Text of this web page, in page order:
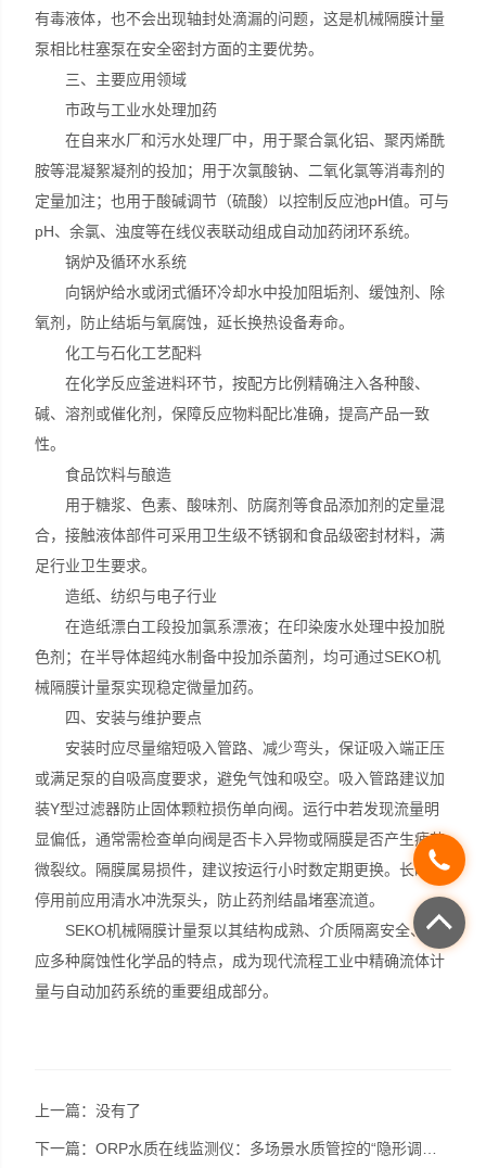
有毒液体，也不会出现轴封处滴漏的问题，这是机械隔膜计量
泵相比柱塞泵在安全密封方面的主要优势。
三、主要应用领域
市政与工业水处理加药​
在自来水厂和污水处理厂中，用于聚合氯化铝、聚丙烯酰
胺等混凝絮凝剂的投加；用于次氯酸钠、二氧化氯等消毒剂的
定量加注；也用于酸碱调节（硫酸）以控制反应池pH值。可与
pH、余氯、浊度等在线仪表联动组成自动加药闭环系统。
锅炉及循环水系统​
向锅炉给水或闭式循环冷却水中投加阻垢剂、缓蚀剂、除
氧剂，防止结垢与氧腐蚀，延长换热设备寿命。
化工与石化工艺配料​
在化学反应釜进料环节，按配方比例精确注入各种酸、
碱、溶剂或催化剂，保障反应物料配比准确，提高产品一致
性。
食品饮料与酿造​
用于糖浆、色素、酸味剂、防腐剂等食品添加剂的定量混
合，接触液体部件可采用卫生级不锈钢和食品级密封材料，满
足行业卫生要求。
造纸、纺织与电子行业​
在造纸漂白工段投加氯系漂液；在印染废水处理中投加脱
色剂；在半导体超纯水制备中投加杀菌剂，均可通过SEKO机
械隔膜计量泵实现稳定微量加药。
四、安装与维护要点
安装时应尽量缩短吸入管路、减少弯头，保证吸入端正压
或满足泵的自吸高度要求，避免气蚀和吸空。吸入管路建议加
装Y型过滤器防止固体颗粒损伤单向阀。运行中若发现流量明
显偏低，通常需检查单向阀是否卡入异物或隔膜是否产生疲劳
微裂纹。隔膜属易损件，建议按运行小时数定期更换。长时间
停用前应用清水冲洗泵头，防止药剂结晶堵塞流道。
SEKO机械隔膜计量泵以其结构成熟、介质隔离安全、适
应多种腐蚀性化学品的特点，成为现代流程工业中精确流体计
量与自动加药系统的重要组成部分。
上一篇：没有了
下一篇：ORP水质在线监测仪：多场景水质管控的“隐形调控师”